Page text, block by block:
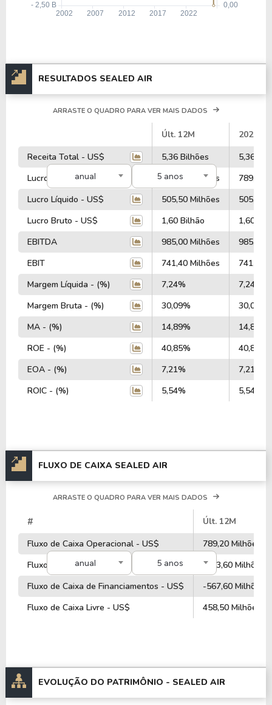
RESULTADOS SEALED AIR
anual 5 anos
ARRASTE O QUADRO PARA VER MAIS DADOS
Últ. 12M
2025
Receita Total - US$
5,36 Bilhões
5,36
Lucro Operacional - US$
789,20 Milhões
789,20
Lucro Líquido - US$
505,50 Milhões
505,50
Lucro Bruto - US$
1,60 Bilhão
1,60
EBITDA
985,00 Milhões
985,00
EBIT
741,40 Milhões
741,40
Margem Líquida - (%)
7,24%
7,24%
Margem Bruta - (%)
30,09%
30,09%
MA - (%)
14,89%
14,89%
ROE - (%)
40,85%
40,85%
EOA - (%)
7,21%
7,21%
ROIC - (%)
5,54% 5,54%
FLUXO DE CAIXA SEALED AIR
anual 5 anos
ARRASTE O QUADRO PARA VER MAIS DADOS
#
Últ. 12M
Fluxo de Caixa Operacional - US$
789,20 Milhões
Fluxo de Caixa de Investimentos - US$
-133,60 Milhões
Fluxo de Caixa de Financiamentos - US$
-567,60 Milhões
Fluxo de Caixa Livre - US$
458,50 Milhões
EVOLUÇÃO DO PATRIMÔNIO - SEALED AIR